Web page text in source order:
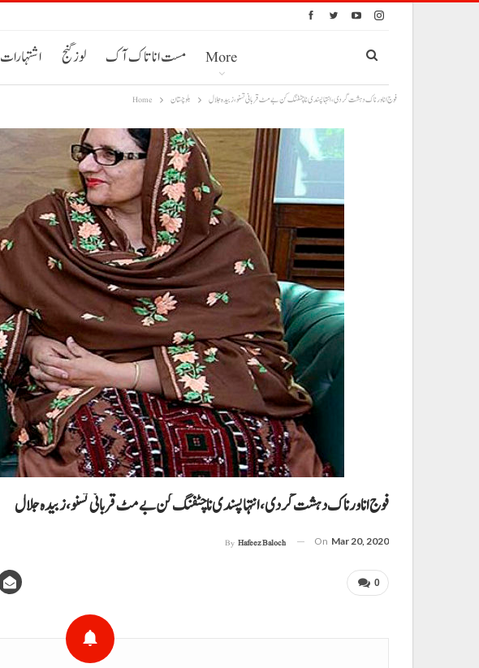
اشتہارات لوز گنج مست انا تاک آک More
Home بلوچستان فوج انا ورناک دہشت گردی، انتہاپسندی نا چٹفنگ کن بے مٹ قربانی تسنو، زبیدہ جلال
فوج انا ورناک دہشت گردی، انتہاپسندی نا چٹفنگ کن بے مٹ قربانی تسنو، زبیدہ جلال
By Hafeez Baloch On Mar 20, 2020
0